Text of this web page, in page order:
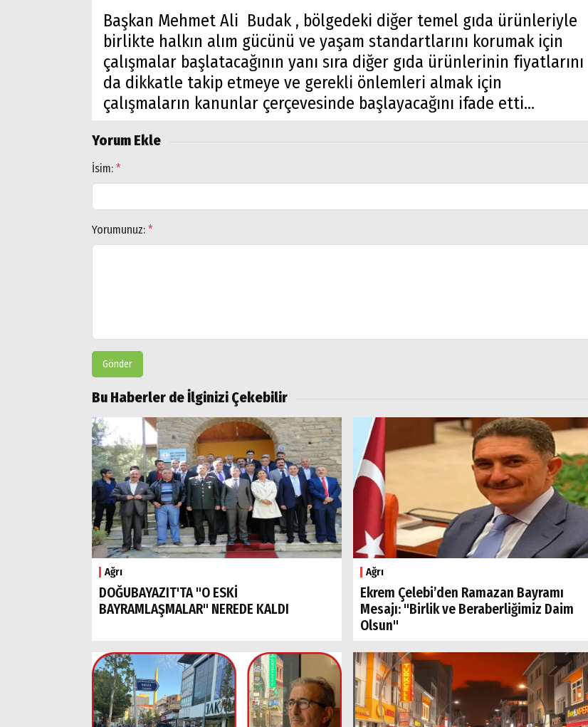
Başkan Mehmet Ali Budak , bölgedeki diğer temel gıda ürünleriyle
birlikte halkın alım gücünü ve yaşam standartlarını korumak için
çalışmalar başlatacağının yanı sıra diğer gıda ürünlerinin fiyatlarını
da dikkatle takip etmeye ve gerekli önlemleri almak için
çalışmaların kanunlar çerçevesinde başlayacağını ifade etti...
Yorum Ekle
İsim: *
Yorumunuz: *
Gönder
Bu Haberler de İlginizi Çekebilir
Ağrı
DOĞUBAYAZIT'TA "O ESKİ
BAYRAMLAŞMALAR" NEREDE KALDI
Ağrı
Ekrem Çelebi’den Ramazan Bayramı
Mesajı: "Birlik ve Beraberliğimiz Daim
Olsun"